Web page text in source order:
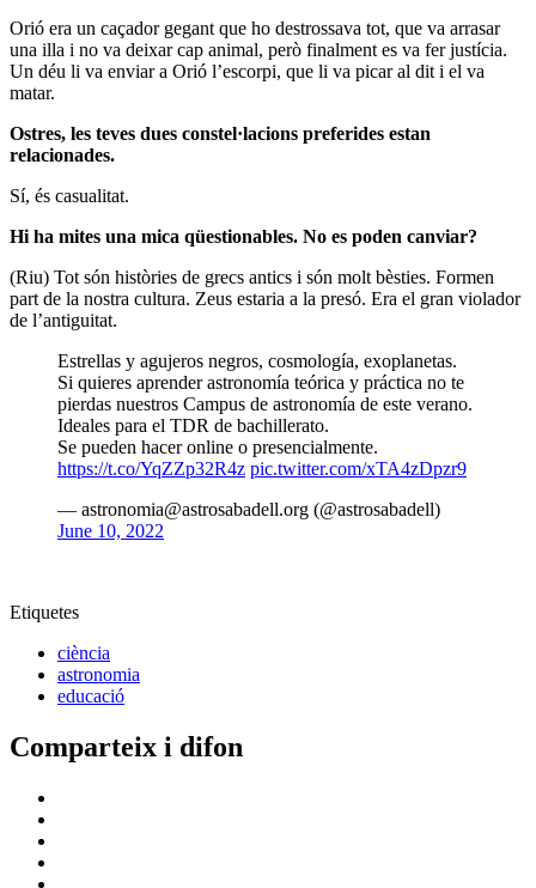
Orió era un caçador gegant que ho destrossava tot, que va arrasar
una illa i no va deixar cap animal, però finalment es va fer justícia.
Un déu li va enviar a Orió l’escorpi, que li va picar al dit i el va
matar.
Ostres, les teves dues constel·lacions preferides estan
relacionades.
Sí, és casualitat.
Hi ha mites una mica qüestionables. No es poden canviar?
(Riu) Tot són històries de grecs antics i són molt bèsties. Formen
part de la nostra cultura. Zeus estaria a la presó. Era el gran violador
de l’antiguitat.
Estrellas y agujeros negros, cosmología, exoplanetas.
Si quieres aprender astronomía teórica y práctica no te
pierdas nuestros Campus de astronomía de este verano.
Ideales para el TDR de bachillerato.
Se pueden hacer online o presencialmente.
https://t.co/YqZZp32R4z pic.twitter.com/xTA4zDpzr9
— astronomia@astrosabadell.org (@astrosabadell)
June 10, 2022
Etiquetes
ciència
astronomia
educació
Comparteix i difon